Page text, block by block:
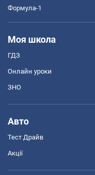
Формула-1
Моя школа
ГДЗ
Онлайн уроки
ЗНО
Авто
Тест Драйв
Акції